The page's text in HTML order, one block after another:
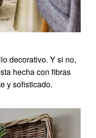
decorativo. Y si no,
hecha con fibras
y sofisticado.